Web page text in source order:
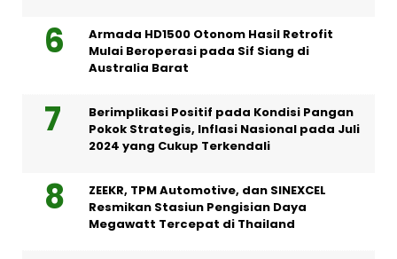
Armada HD1500 Otonom Hasil Retrofit
Mulai Beroperasi pada Sif Siang di
Australia Barat
Berimplikasi Positif pada Kondisi Pangan
Pokok Strategis, Inflasi Nasional pada Juli
2024 yang Cukup Terkendali
ZEEKR, TPM Automotive, dan SINEXCEL
Resmikan Stasiun Pengisian Daya
Megawatt Tercepat di Thailand